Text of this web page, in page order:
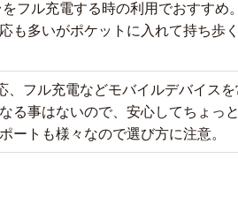
フル充電する時の利用でおすすめ
も多いがポケットに入れて持ち歩
、フル充電などモバイルデバイス
る事はないので、安心してちょっ
ートも様々なので選び方に注意。